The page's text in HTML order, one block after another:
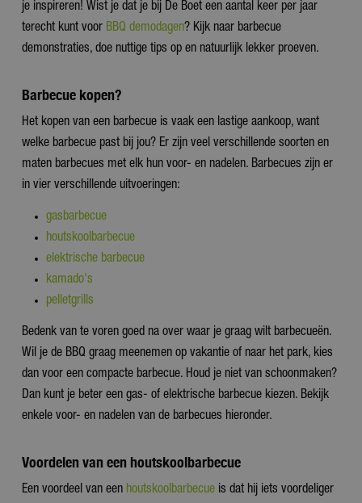
je inspireren! Wist je dat je bij De Boet een aantal keer per jaar
terecht kunt voor BBQ demodagen? Kijk naar barbecue
demonstraties, doe nuttige tips op en natuurlijk lekker proeven.
Barbecue kopen?
Het kopen van een barbecue is vaak een lastige aankoop, want
welke barbecue past bij jou? Er zijn veel verschillende soorten en
maten barbecues met elk hun voor- en nadelen. Barbecues zijn er
in vier verschillende uitvoeringen:
gasbarbecue
houtskoolbarbecue
elektrische barbecue
kamado's
pelletgrills
Bedenk van te voren goed na over waar je graag wilt barbecueën.
Wil je de BBQ graag meenemen op vakantie of naar het park, kies
dan voor een compacte barbecue. Houd je niet van schoonmaken?
Dan kunt je beter een gas- of elektrische barbecue kiezen. Bekijk
enkele voor- en nadelen van de barbecues hieronder.
Voordelen van een houtskoolbarbecue
Een voordeel van een houtskoolbarbecue is dat hij iets voordeliger